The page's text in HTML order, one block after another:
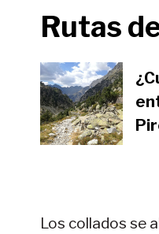
Rutas
Los collados se